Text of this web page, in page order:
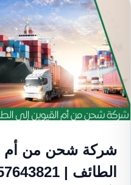
شركة شحن من أم